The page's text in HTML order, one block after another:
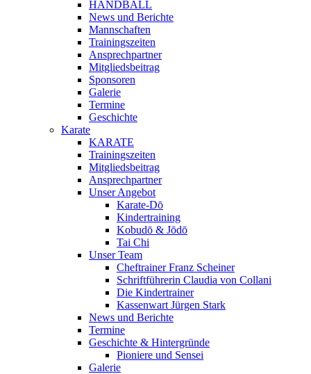
HANDBALL
News und Berichte
Mannschaften
Trainingszeiten
Ansprechpartner
Mitgliedsbeitrag
Sponsoren
Galerie
Termine
Geschichte
Karate
KARATE
Trainingszeiten
Mitgliedsbeitrag
Ansprechpartner
Unser Angebot
Karate-Dō
Kindertraining
Kobudō & Jōdō
Tai Chi
Unser Team
Cheftrainer Franz Scheiner
Schriftführerin Claudia von Collani
Die Kindertrainer
Kassenwart Jürgen Stark
News und Berichte
Termine
Geschichte & Hintergründe
Pioniere und Sensei
Galerie